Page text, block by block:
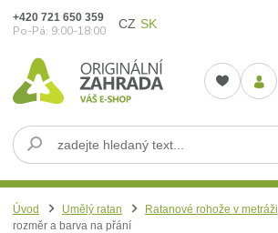
CZ SK
+420 721 650 359
Po-Pá: 9:00-18:00
Úvod Umělý ratan Ratanové rohože v metráži
rozměr a barva na přání